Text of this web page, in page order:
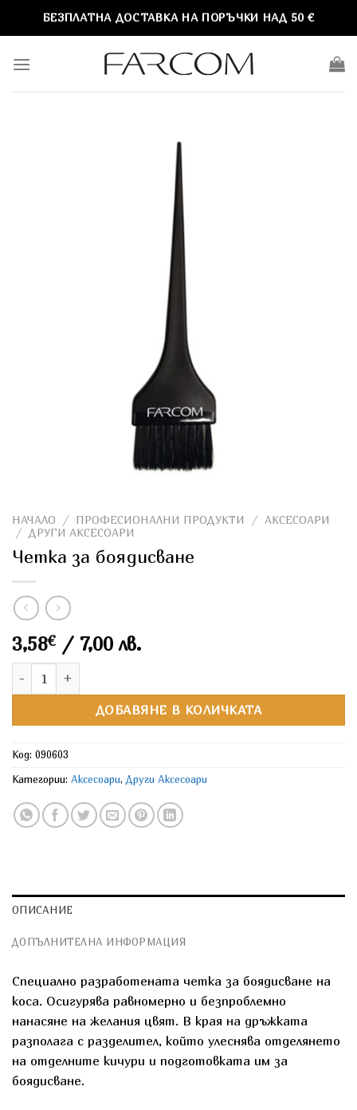
БЕЗПЛАТНА ДОСТАВКА НА ПОРЪЧКИ НАД 50 €
НАЧАЛО / ПРОФЕСИОНАЛНИ ПРОДУКТИ / АКСЕСОАРИ
/ ДРУГИ АКСЕСОАРИ
Четка за боядисване
3,58€ / 7,00 лв.
ДОБАВЯНЕ В КОЛИЧКАТА
Код: 090603
Категории: Аксесоари, Други Аксесоари
ОПИСАНИЕ
ДОПЪЛНИТЕЛНА ИНФОРМАЦИЯ
Специално разработената четка за боядисване на
коса. Осигурява равномерно и безпроблемно
нанасяне на желания цвят. В края на дръжката
разполага с разделител, който улеснява отделянето
на отделните кичури и подготовката им за
боядисване.